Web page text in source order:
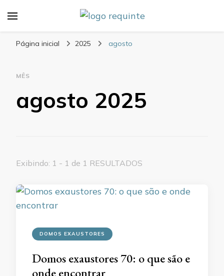
Página inicial 2025 agosto
MÊS
agosto 2025
Exibindo: 1 - 1 de 1 RESULTADOS
DOMOS EXAUSTORES
Domos exaustores 70: o que são e
onde encontrar